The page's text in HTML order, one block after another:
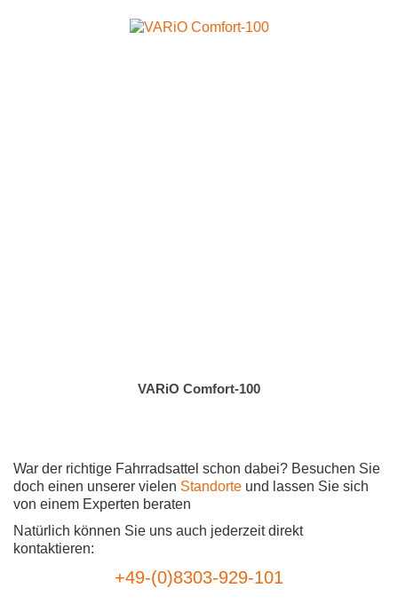
VARiO Comfort-100
War der richtige Fahrradsattel schon dabei? Besuchen Sie
doch einen unserer vielen Standorte und lassen Sie sich
von einem Experten beraten
Natürlich können Sie uns auch jederzeit direkt
kontaktieren:
+49-(0)8303-929-101